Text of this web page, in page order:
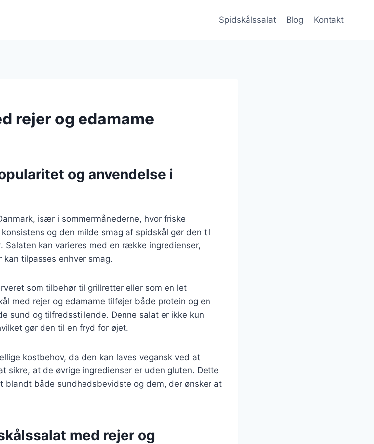
Spidskålssalat Blog Kontakt
rejer og edamame
og anvendelse i
især i sommermånederne, hvor friske
og den milde smag af spidskål gør den til
Salaten kan varieres med en række ingredienser,
tilpasses enhver smag.
som tilbehør til grillretter eller som en let
med rejer og edamame tilføjer både protein og en
sund og tilfredsstillende. Denne salat er ikke kun
gør den til en fryd for øjet.
kostbehov, da den kan laves vegansk ved at
sikre, at de øvrige ingredienser er uden gluten. Dette
blandt både sundhedsbevidste og dem, der ønsker at
med rejer og